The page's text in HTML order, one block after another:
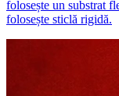
folosește un substrat
folosește sticlă rigidă.